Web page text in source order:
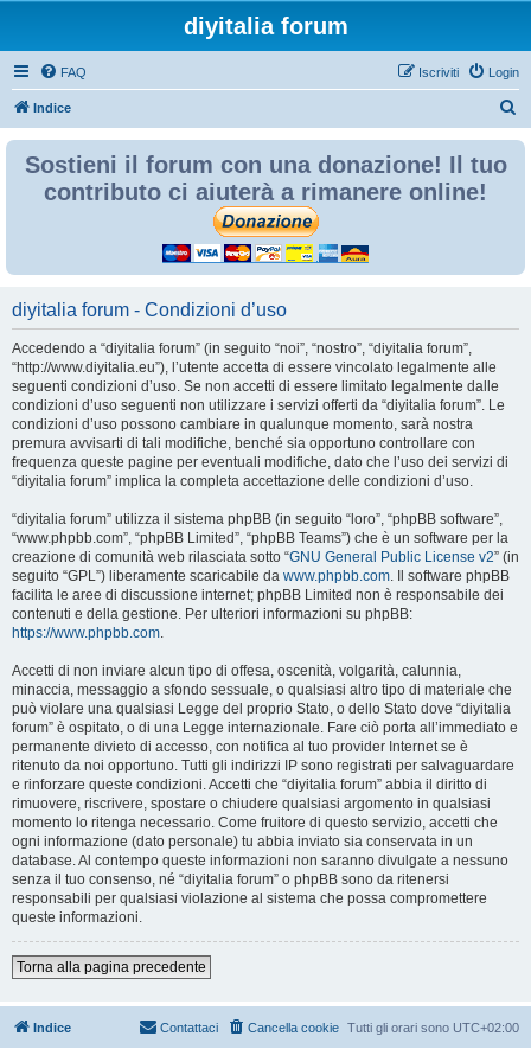
diyitalia forum
FAQ Login
Iscriviti
Indice
Sostieni il forum con una donazione! Il tuo
contributo ci aiuterà a rimanere online!
diyitalia forum - Condizioni d’uso
Accedendo a “diyitalia forum” (in seguito “noi”, “nostro”, “diyitalia forum”,
“http://www.diyitalia.eu”), l’utente accetta di essere vincolato legalmente alle
seguenti condizioni d’uso. Se non accetti di essere limitato legalmente dalle
condizioni d’uso seguenti non utilizzare i servizi offerti da “diyitalia forum”. Le
condizioni d’uso possono cambiare in qualunque momento, sarà nostra
premura avvisarti di tali modifiche, benché sia opportuno controllare con
frequenza queste pagine per eventuali modifiche, dato che l’uso dei servizi di
“diyitalia forum” implica la completa accettazione delle condizioni d’uso.
“diyitalia forum” utilizza il sistema phpBB (in seguito “loro”, “phpBB software”,
“www.phpbb.com”, “phpBB Limited”, “phpBB Teams”) che è un software per la
creazione di comunità web rilasciata sotto “GNU General Public License v2” (in
seguito “GPL”) liberamente scaricabile da www.phpbb.com. Il software phpBB
facilita le aree di discussione internet; phpBB Limited non è responsabile dei
contenuti e della gestione. Per ulteriori informazioni su phpBB:
https://www.phpbb.com.
Accetti di non inviare alcun tipo di offesa, oscenità, volgarità, calunnia,
minaccia, messaggio a sfondo sessuale, o qualsiasi altro tipo di materiale che
può violare una qualsiasi Legge del proprio Stato, o dello Stato dove “diyitalia
forum” è ospitato, o di una Legge internazionale. Fare ciò porta all’immediato e
permanente divieto di accesso, con notifica al tuo provider Internet se è
ritenuto da noi opportuno. Tutti gli indirizzi IP sono registrati per salvaguardare
e rinforzare queste condizioni. Accetti che “diyitalia forum” abbia il diritto di
rimuovere, riscrivere, spostare o chiudere qualsiasi argomento in qualsiasi
momento lo ritenga necessario. Come fruitore di questo servizio, accetti che
ogni informazione (dato personale) tu abbia inviato sia conservata in un
database. Al contempo queste informazioni non saranno divulgate a nessuno
senza il tuo consenso, né “diyitalia forum” o phpBB sono da ritenersi
responsabili per qualsiasi violazione al sistema che possa compromettere
queste informazioni.
Torna alla pagina precedente
Indice Tutti gli orari sono UTC+02:00
Cancella cookie
Contattaci